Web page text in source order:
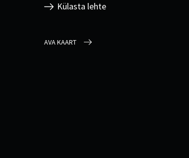
Külasta lehte
AVA KAART